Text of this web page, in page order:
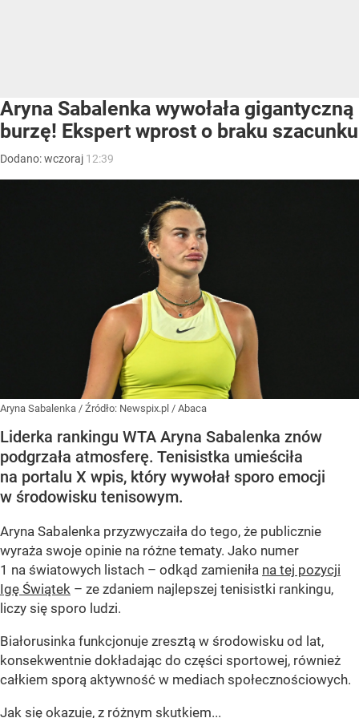
Aryna Sabalenka wywołała gigantyczną
burzę! Ekspert wprost o braku szacunku
Dodano:wczoraj 12:39
Aryna Sabalenka / Źródło: Newspix.pl / Abaca
Liderka rankingu WTA Aryna Sabalenka znów
podgrzała atmosferę. Tenisistka umieściła
na portalu X wpis, który wywołał sporo emocji
w środowisku tenisowym.
Aryna Sabalenka przyzwyczaiła do tego, że publicznie
wyraża swoje opinie na różne tematy. Jako numer
1 na światowych listach – odkąd zamieniła na tej pozycji
Igę Świątek – ze zdaniem najlepszej tenisistki rankingu,
liczy się sporo ludzi.
Białorusinka funkcjonuje zresztą w środowisku od lat,
konsekwentnie dokładając do części sportowej, również
całkiem sporą aktywność w mediach społecznościowych.
Jak się okazuje, z różnym skutkiem...